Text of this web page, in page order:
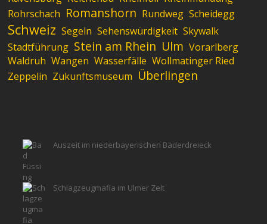
Rohrschach Romanshorn Rundweg Scheidegg
Schweiz Segeln Sehenswürdigkeit Skywalk
Stadtführung Stein am Rhein Ulm Vorarlberg
Waldruh Wangen Wasserfälle Wollmatinger Ried
Zeppelin Zukunftsmuseum Überlingen
Auszeit im niederbayerischen Bäderdreieck
Schlagzeugmafia im Ulmer Zelt